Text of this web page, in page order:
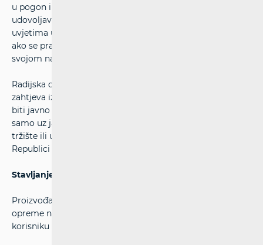
u pogon i upotrebljavati u Republici Hrvatskoj samo ako
udovoljava bitnim zahtjevima iz članka 5. i drugim
uvjetima utvrđenima Pravilnikom o radijskoj opremi, te
ako se pravilno instalira, održava i upotrebljava u skladu sa
svojom namjenom.
Radijska oprema, koja ne udovoljava bilo kojem od bitnih
zahtjeva iz članka 5. Pravilnika o radijskoj opremi, može
biti javno izlagana i predstavljena u Republici Hrvatskoj
samo uz jasno i razvidno istaknutu oznaku da stavljanje na
tržište ili uporaba takve radijske opreme nije dopuštena u
Republici Hrvatskoj.
Stavljanje radijske opreme na tržište
Proizvođač ili osoba odgovorna za stavljanje radijske
opreme na tržište Republike Hrvatske obvezna je
korisniku prigodom prodaje te opreme dati: